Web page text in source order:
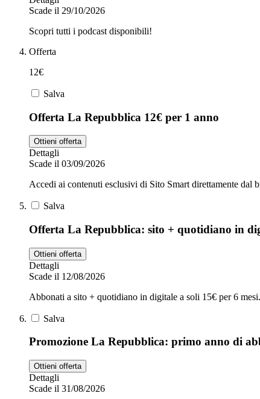
Scade il 29/10/2026
Scopri tutti i podcast disponibili!
Offerta
12€
Salva
Offerta La Repubblica 12€ per 1 anno
Ottieni offerta
Dettagli
Scade il 03/09/2026
Accedi ai contenuti esclusivi di Sito Smart direttamente dal
Salva
Offerta La Repubblica: sito + quotidiano in
Ottieni offerta
Dettagli
Scade il 12/08/2026
Abbonati a sito + quotidiano in digitale a soli 15€ per 6
Salva
Promozione La Repubblica: primo anno di
Ottieni offerta
Dettagli
Scade il 31/08/2026